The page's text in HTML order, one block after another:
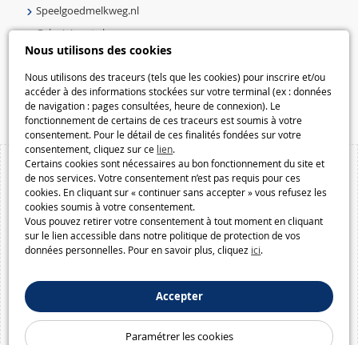
Nous utilisons des cookies
Nous utilisons des traceurs (tels que les cookies) pour inscrire et/ou
accéder à des informations stockées sur votre terminal (ex : données
de navigation : pages consultées, heure de connexion). Le
fonctionnement de certains de ces traceurs est soumis à votre
consentement. Pour le détail de ces finalités fondées sur votre
consentement, cliquez sur ce lien.
Certains cookies sont nécessaires au bon fonctionnement du site et
de nos services. Votre consentement n’est pas requis pour ces
cookies. En cliquant sur « continuer sans accepter » vous refusez les
cookies soumis à votre consentement.
Vous pouvez retirer votre consentement à tout moment en cliquant
sur le lien accessible dans notre politique de protection de vos
données personnelles. Pour en savoir plus, cliquez ici.
Accepter
Paramétrer les cookies
Speelgoedmelkweg.nl
Galaxiejouets.be
Galaxiespielzeug.be
Speelgoedmelkweg.be
Macway.com